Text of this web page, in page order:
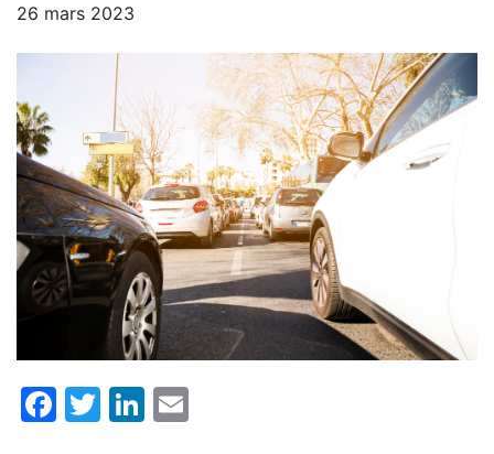
26 mars 2023
Facebook
TwitterLinkedIn